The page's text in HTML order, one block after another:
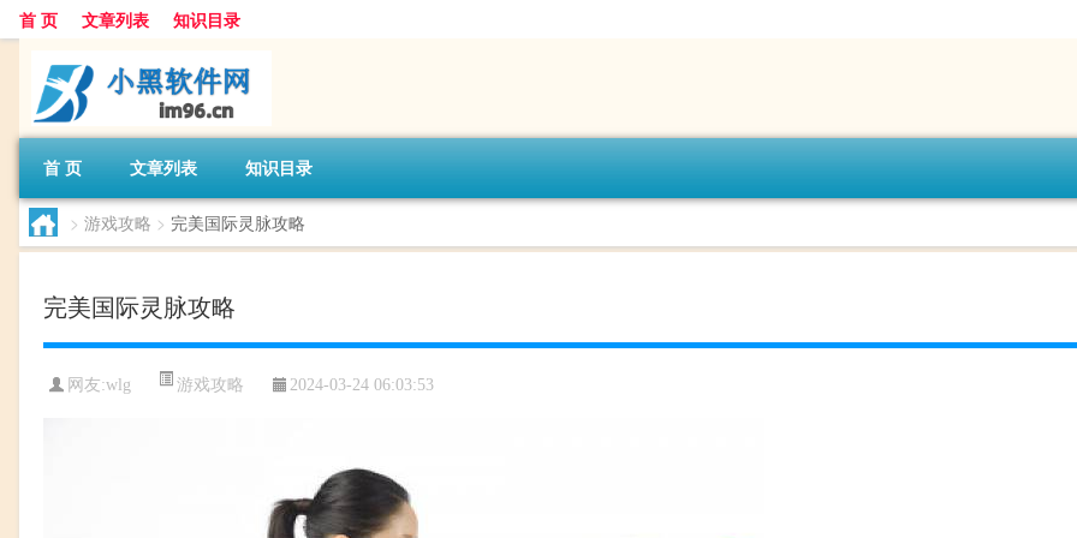
首 页 文章列表 知识目录
首 页 文章列表 知识目录
> 游戏攻略 > 完美国际灵脉攻略
完美国际灵脉攻略
网友:wlg 游戏攻略 2024-03-24 06:03:53